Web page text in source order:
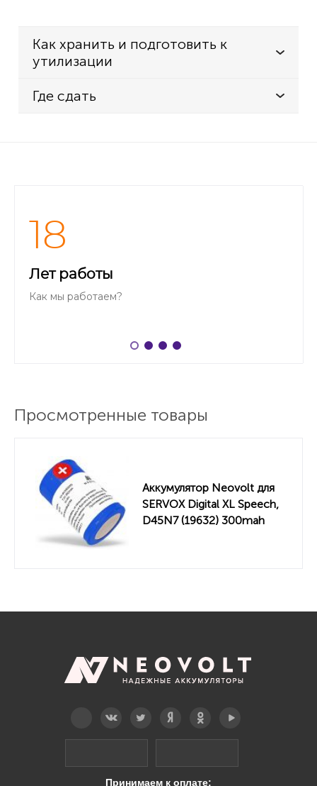
Как хранить и подготовить к
утилизации
Где сдать
18
Лет работы
Как мы работаем?
Просмотренные товары
Аккумулятор Neovolt для
SERVOX Digital XL Speech,
D45N7 (19632) 300mah
Принимаем к оплате: